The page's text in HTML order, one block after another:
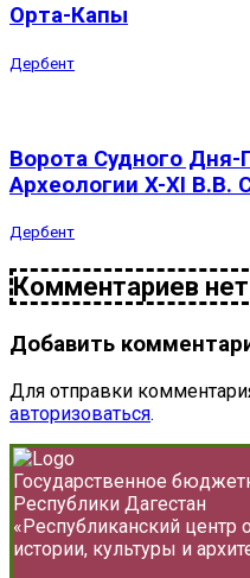
Орта-Капы
Дербент
Ворота Судного Дня-
Археологии X-XI В.В.
Дербент
Комментариев нет
Добавить
Для отправки
авторизоваться.
Государственное
Республики Дагестан
«Республиканский центр
истории, культуры и